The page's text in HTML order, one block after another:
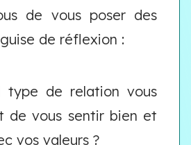
de vous poser des
de réflexion :
type de relation vous
de vous sentir bien et
vos valeurs ?